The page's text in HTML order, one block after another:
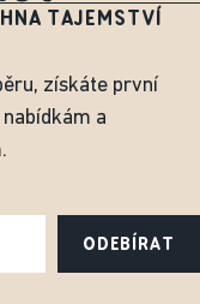
TAJEMSTVÍ
získáte první
a
ODEBÍRAT